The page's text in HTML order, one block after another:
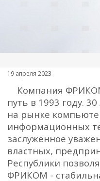
19 апреля 2023
Компания
путь в 1993 году.
на рынке
информационных
заслуженное
властных,
Республики
ФРИКОМ -